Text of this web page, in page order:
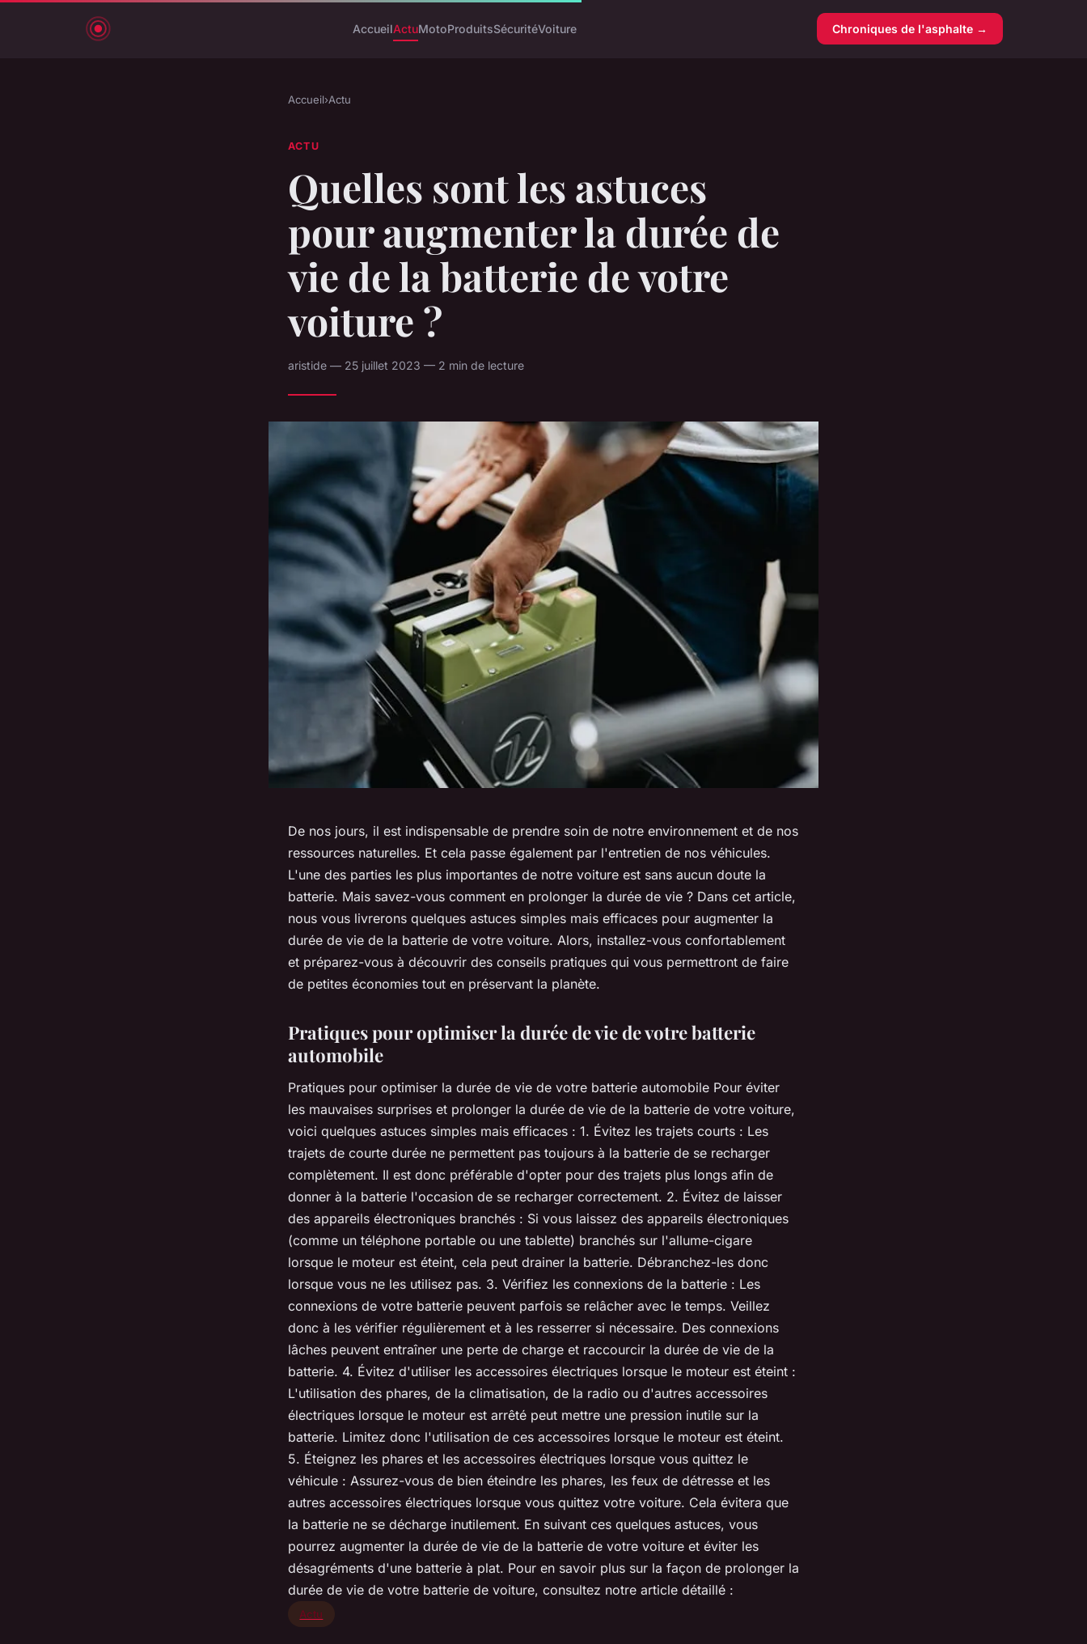
AccueilActuMotoProduitsSécuritéVoiture Chroniques de l'asphalte →
Accueil›Actu
ACTU
Quelles sont les astuces
pour augmenter la durée de
vie de la batterie de votre
voiture ?
aristide — 25 juillet 2023 — 2 min de lecture
De nos jours, il est indispensable de prendre soin de notre environnement et de nos
ressources naturelles. Et cela passe également par l'entretien de nos véhicules.
L'une des parties les plus importantes de notre voiture est sans aucun doute la
batterie. Mais savez-vous comment en prolonger la durée de vie ? Dans cet article,
nous vous livrerons quelques astuces simples mais efficaces pour augmenter la
durée de vie de la batterie de votre voiture. Alors, installez-vous confortablement
et préparez-vous à découvrir des conseils pratiques qui vous permettront de faire
de petites économies tout en préservant la planète.
Pratiques pour optimiser la durée de vie de votre batterie
automobile
Pratiques pour optimiser la durée de vie de votre batterie automobile Pour éviter
les mauvaises surprises et prolonger la durée de vie de la batterie de votre voiture,
voici quelques astuces simples mais efficaces : 1. Évitez les trajets courts : Les
trajets de courte durée ne permettent pas toujours à la batterie de se recharger
complètement. Il est donc préférable d'opter pour des trajets plus longs afin de
donner à la batterie l'occasion de se recharger correctement. 2. Évitez de laisser
des appareils électroniques branchés : Si vous laissez des appareils électroniques
(comme un téléphone portable ou une tablette) branchés sur l'allume-cigare
lorsque le moteur est éteint, cela peut drainer la batterie. Débranchez-les donc
lorsque vous ne les utilisez pas. 3. Vérifiez les connexions de la batterie : Les
connexions de votre batterie peuvent parfois se relâcher avec le temps. Veillez
donc à les vérifier régulièrement et à les resserrer si nécessaire. Des connexions
lâches peuvent entraîner une perte de charge et raccourcir la durée de vie de la
batterie. 4. Évitez d'utiliser les accessoires électriques lorsque le moteur est éteint :
L'utilisation des phares, de la climatisation, de la radio ou d'autres accessoires
électriques lorsque le moteur est arrêté peut mettre une pression inutile sur la
batterie. Limitez donc l'utilisation de ces accessoires lorsque le moteur est éteint.
5. Éteignez les phares et les accessoires électriques lorsque vous quittez le
véhicule : Assurez-vous de bien éteindre les phares, les feux de détresse et les
autres accessoires électriques lorsque vous quittez votre voiture. Cela évitera que
la batterie ne se décharge inutilement. En suivant ces quelques astuces, vous
pourrez augmenter la durée de vie de la batterie de votre voiture et éviter les
désagréments d'une batterie à plat. Pour en savoir plus sur la façon de prolonger la
durée de vie de votre batterie de voiture, consultez notre article détaillé :
Actu